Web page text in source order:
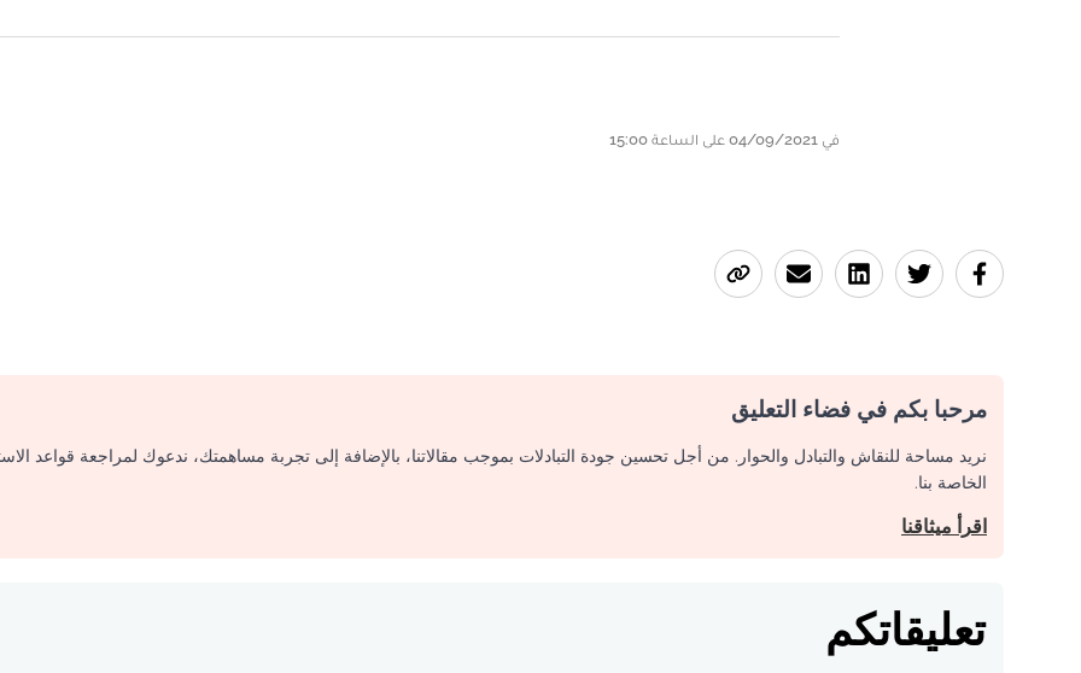
في 04/09/2021 على الساعة 15:00
مرحبا بكم في فضاء التعليق
نريد مساحة للنقاش والتبادل والحوار. من أجل تحسين جودة التبادلات بموجب مقالاتنا، بالإضافة إلى تجربة مساهمتك، ندعوك لمراجعة قواعد
الخاصة بنا.
اقرأ ميثاقنا
تعليقاتكم